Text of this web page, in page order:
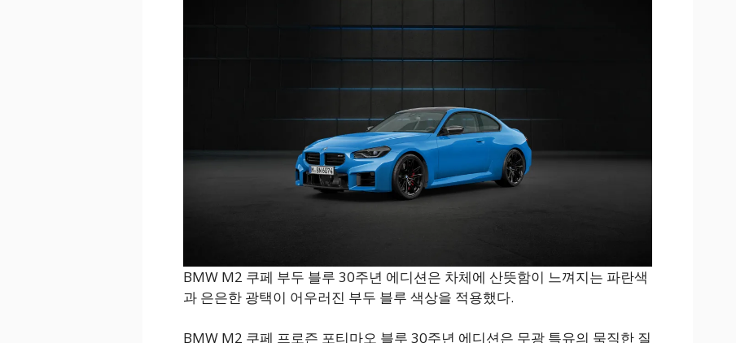
BMW M2 쿠페 부두 블루 30주년 에디션은 차체에 산뜻함이 느껴지는 파란색
과 은은한 광택이 어우러진 부두 블루 색상을 적용했다.
BMW M2 쿠페 프로즌 포티마오 블루 30주년 에디션은 무광 특유의 묵직한 질